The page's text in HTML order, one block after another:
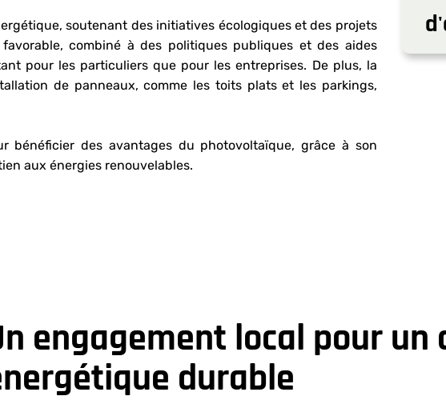
soutenant des initiatives écologiques et des projets
combiné à des politiques publiques et des aides
pour les particuliers que pour les entreprises. De plus, la
de panneaux, comme les toits plats et les parkings,
bénéficier des avantages du photovoltaïque, grâce à son
aux énergies renouvelables.
engagement local pour un
durable